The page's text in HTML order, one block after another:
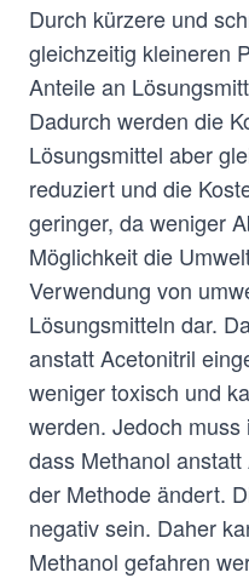
Durch kürzere und
gleichzeitig kleineren
Anteile an
Dadurch werden die
Lösungsmittel aber
reduziert und die
geringer, da weniger
Möglichkeit die
Verwendung von
Lösungsmitteln dar.
anstatt Acetonitril
weniger toxisch und
werden. Jedoch
dass Methanol
der Methode ändert.
negativ sein. Daher
Methanol gefahren